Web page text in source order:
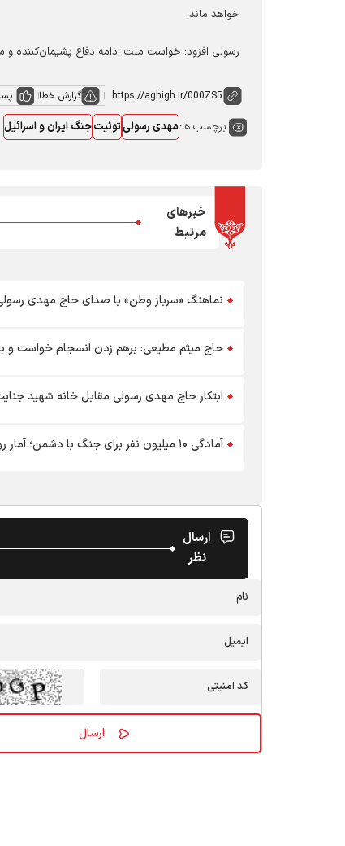
خواهد ماند.
رسولی افزود: خواست ملت ادامه دفاع پشیمان‌کننده و
گزارش خطا
برچسب ها:مهدی رسولیتوئیتجنگ ایران و اسرائیل
خبرهای
مرتبط
نماهنگ «سرباز وطن» با صدای حاج مهدی
حاج میثم مطیعی: برهم زدن انسجام خواست و
ابتکار حاج مهدی رسولی مقابل خانه شهید
آمادگی ۱۰ میلیون نفر برای جنگ با دشمن؛ آمار رو به افزایش است
ارسال
نظر